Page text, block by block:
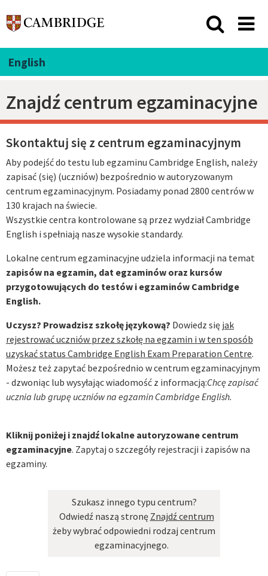
English
Znajdź centrum egzaminacyjne
Skontaktuj się z centrum egzaminacyjnym
Aby podejść do testu lub egzaminu Cambridge English, należy
zapisać (się) (uczniów) bezpośrednio w autoryzowanym
centrum egzaminacyjnym. Posiadamy ponad 2800 centrów w
130 krajach na świecie.
Wszystkie centra kontrolowane są przez wydział Cambridge
English i spełniają nasze wysokie standardy.
Lokalne centrum egzaminacyjne udziela informacji na temat
zapisów na egzamin, dat egzaminów oraz kursów
przygotowujących do testów i egzaminów Cambridge
English.
Uczysz? Prowadzisz szkołę językową? Dowiedz się jak
rejestrować uczniów przez szkołę na egzamin i w ten sposób
uzyskać status Cambridge English Exam Preparation Centre.
Możesz też zapytać bezpośrednio w centrum egzaminacyjnym
- dzwoniąc lub wysyłając wiadomość z informacją:Chcę zapisać
ucznia lub grupę uczniów na egzamin Cambridge English.
Kliknij poniżej i znajdź lokalne autoryzowane centrum
egzaminacyjne. Zapytaj o szczegóły rejestracji i zapisów na
egzaminy.
Szukasz innego typu centrum?
Odwiedź naszą stronę Znajdź centrum
żeby wybrać odpowiedni rodzaj centrum
egzaminacyjnego.